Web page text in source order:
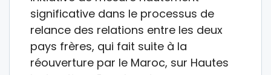
significative dans le processus de
relance des relations entre les deux
pays frères, qui fait suite à la
réouverture par le Maroc, sur Hautes